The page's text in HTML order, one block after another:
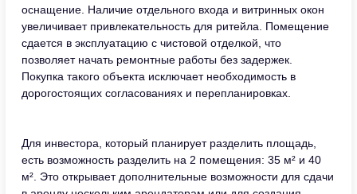
оснащение. Наличие отдельного входа и витринных окон
увеличивает привлекательность для ритейла. Помещение
сдается в эксплуатацию с чистовой отделкой, что
позволяет начать ремонтные работы без задержек.
Покупка такого объекта исключает необходимость в
дорогостоящих согласованиях и перепланировках.
Для инвестора, который планирует разделить площадь,
есть возможность разделить на 2 помещения: 35 м² и 40
м². Это открывает дополнительные возможности для сдачи